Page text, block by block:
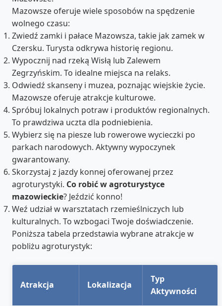
Mazowsze oferuje wiele sposobów na spędzenie
wolnego czasu:
Zwiedź zamki i pałace Mazowsza, takie jak zamek w
Czersku. Turysta odkrywa historię regionu.
Wypocznij nad rzeką Wisłą lub Zalewem
Zegrzyńskim. To idealne miejsca na relaks.
Odwiedź skanseny i muzea, poznając wiejskie życie.
Mazowsze oferuje atrakcje kulturowe.
Spróbuj lokalnych potraw i produktów regionalnych.
To prawdziwa uczta dla podniebienia.
Wybierz się na piesze lub rowerowe wycieczki po
parkach narodowych. Aktywny wypoczynek
gwarantowany.
Skorzystaj z jazdy konnej oferowanej przez
agroturystyki. Co robić w agroturystyce
mazowieckie? Jeździć konno!
Weź udział w warsztatach rzemieślniczych lub
kulturalnych. To wzbogaci Twoje doświadczenie.
Poniższa tabela przedstawia wybrane atrakcje w
pobliżu agroturystyk:
Atrakcja Lokalizacja
Typ
Aktywności